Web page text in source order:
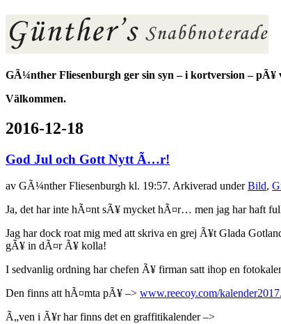
GÃ¼nther Fliesenburgh ger sin syn – i kortversion – pÃ¥
Välkommen.
2016-12-18
God Jul och Gott Nytt Ã…r!
av GÃ¼nther Fliesenburgh kl. 19:57. Arkiverad underBild,
Ja, det har inte hÃ¤nt sÃ¥ mycket hÃ¤r… men jag har haft
Jag har dock roat mig med att skriva en grej Ã¥t Glada
gÃ¥ in dÃ¤r Ã¥ kolla!
I sedvanlig ordning har chefen Ã¥ firman satt ihop en
Den finns att hÃ¤mta pÃ¥ –> www.reecoy.com/
Ã„ven i Ã¥r har finns det en graffitikalender –>